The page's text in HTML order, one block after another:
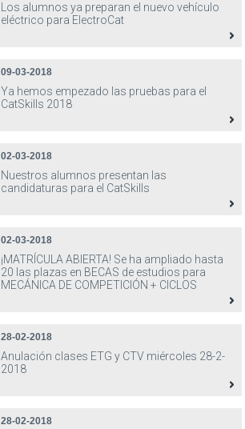
Los alumnos ya preparan el nuevo vehículo
eléctrico para ElectroCat
09-03-2018
Ya hemos empezado las pruebas para el
CatSkills 2018
02-03-2018
Nuestros alumnos presentan las
candidaturas para el CatSkills
02-03-2018
¡MATRÍCULA ABIERTA! Se ha ampliado hasta
20 las plazas en BECAS de estudios para
MECÁNICA DE COMPETICIÓN + CICLOS
28-02-2018
Anulación clases ETG y CTV miércoles 28-2-
2018
28-02-2018